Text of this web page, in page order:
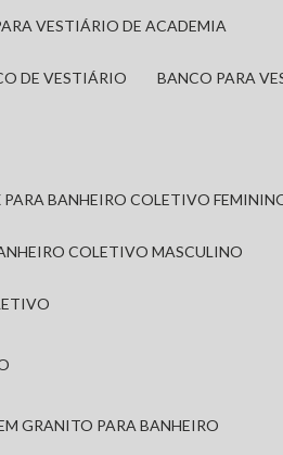
VESTIÁRIO DE ACADEMIA
DE VESTIÁRIO BANCO PARA
PARA BANHEIRO COLETIVO
COLETIVO MASCULINO
GRANITO PARA BANHEIRO